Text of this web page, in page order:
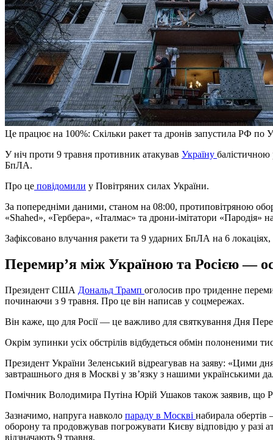
Це працює на 100%: Скільки ракет та дронів запустила РФ по
У ніч проти 9 травня противник атакував Україну
БпЛА.
Про це повідомили у Повітряних силах України.
За попередніми даними, станом на 08:00, протиповітряною
«Shahed», «Гербера», «Італмас» та дрони-імітатори «Пародія»
Зафіксовано влучання ракети та 9 ударних БпЛА на 6
Перемир’я між Україною та Росією —
Президент США Дональд Трамп оголосив про триденне
починаючи з 9 травня. Про це він написав у соцмережах.
Він каже, що для Росії — це важливо для святкування Дня
Окрім зупинки усіх обстрілів відбудеться обмін полоненими
Президент України Зеленський відреагував на заяву: «Цими
завтрашнього дня в Москві у звʼязку з нашими українськими
Помічник Володимира Путіна Юрій Ушаков також заявив, що
Зазначимо, напруга навколо параду в Москві набирала
оборону та продовжував погрожувати Києву відповідю у разі
відзначають 9 травня.